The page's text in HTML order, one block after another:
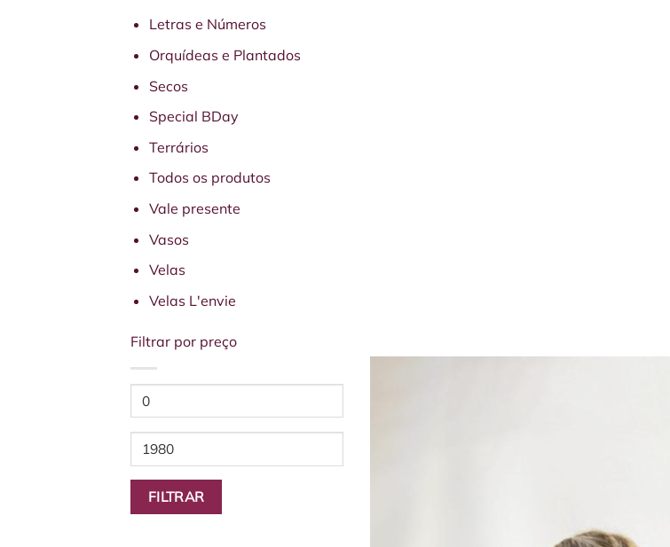
Letras e Números
Orquídeas e Plantados
Secos
Special BDay
Terrários
Todos os produtos
Vale presente
Vasos
Velas
Velas L'envie
Filtrar por preço
Preço
FILTRAR